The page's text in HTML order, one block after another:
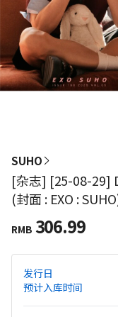
SUHO
[杂志] [25-08-29]
(封面 : EXO :
RMB 306.99
发行日
预计入库时间